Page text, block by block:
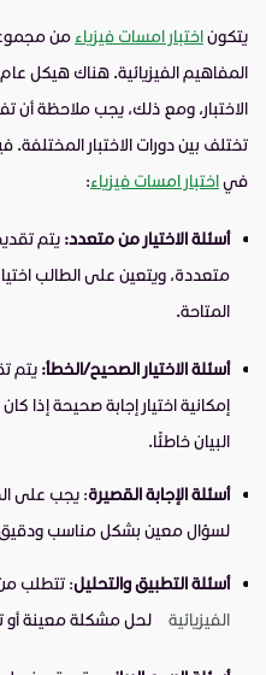
يتكوناختبار امسات فيزياء من
المفاهيم الفيزيائية. هناك هيكل
الاختبار، ومع ذلك، يجب ملاحظة أن
تختلف بين دورات الاختبار
فياختبار امسات فيزياء:
أسئلة الاختيار من متعدد: يتم
متعددة، ويتعين على الطالب
المتاحة.
أسئلة الاختيار الصحيح/الخطأ: يتم
إمكانية اختيار إجابة صحيحة إذا
البيان خاطئًا.
أسئلة الإجابة القصيرة: يجب على
لسؤال معين بشكل مناسب
أسئلة التطبيق والتحليل: تتطلب
الفيزيائية
لحل مشكلة معينة أو